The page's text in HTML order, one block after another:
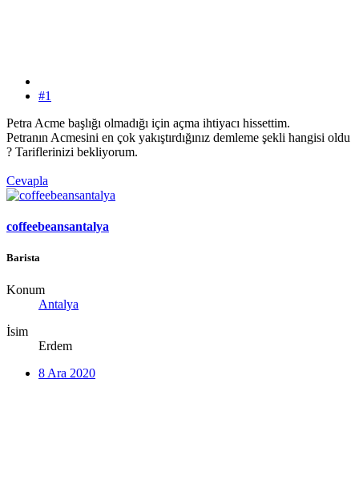
#1
Petra Acme başlığı olmadığı için açma ihtiyacı hissettim.
Petranın Acmesini en çok yakıştırdığınız demleme şekli hangisi oldu
? Tariflerinizi bekliyorum.
Cevapla
coffeebeansantalya
Barista
Konum
Antalya
İsim
Erdem
8 Ara 2020